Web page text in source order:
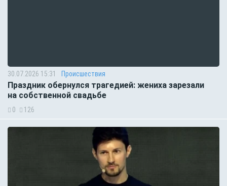
30.07.2026 15:31 Происшествия
Праздник обернулся трагедией: жениха зарезали
на собственной свадьбе
0 126